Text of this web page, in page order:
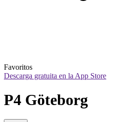
Favoritos
Descarga gratuita en la App Store
P4 Göteborg